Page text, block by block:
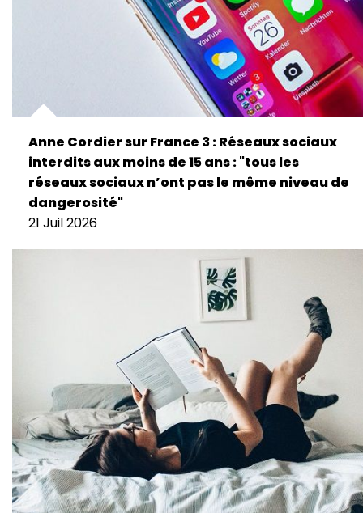
Anne Cordier sur France 3 : Réseaux sociaux
interdits aux moins de 15 ans : "tous les
réseaux sociaux n’ont pas le même niveau de
dangerosité"
21 Juil 2026